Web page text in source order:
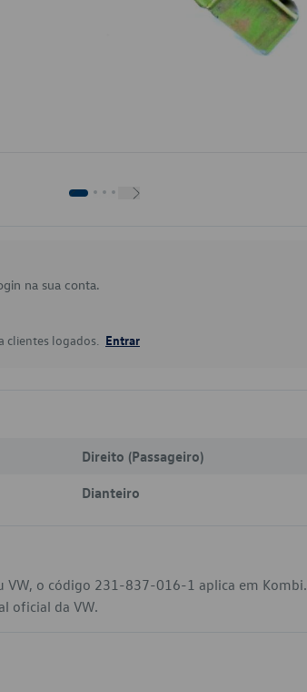
na sua conta.
clientes logados. Entrar
Direito (Passageiro)
Dianteiro
VW, o código 231-837-016-1 aplica em Kombi.
oficial da VW.